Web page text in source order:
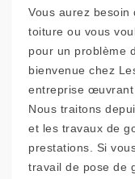
Vous aurez besoin
toiture ou vous
pour un problème
bienvenue chez
entreprise œuvrant
Nous traitons
et les travaux de
prestations. Si
travail de pose de